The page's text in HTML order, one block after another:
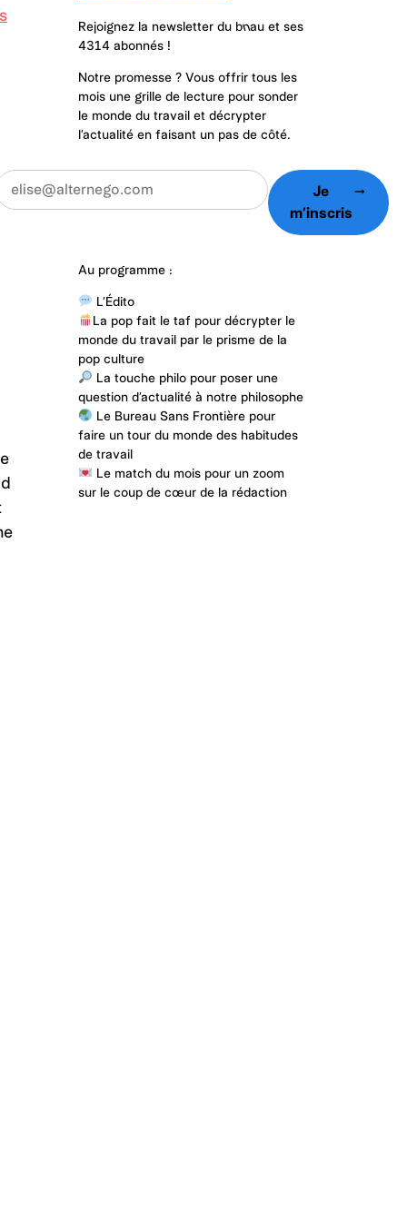
Rejoignez la newsletter du bnau et ses
4314 abonnés !
Notre promesse ? Vous offrir tous les
mois une grille de lecture pour sonder
le monde du travail et décrypter
l’actualité en faisant un pas de côté.
Je
m’inscris
arrow_right_alt
Au programme :
L’Édito
La pop fait le taf pour décrypter le
monde du travail par le prisme de la
pop culture
La touche philo pour poser une
question d’actualité à notre philosophe
Le Bureau Sans Frontière pour
faire un tour du monde des habitudes
de travail
Le match du mois pour un zoom
sur le coup de cœur de la rédaction